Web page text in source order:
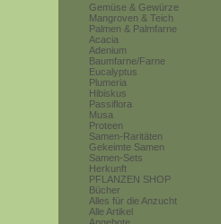
Gemüse & Gewürze
Mangroven & Teich
Palmen & Palmfarne
Acacia
Adenium
Baumfarne/Farne
Eucalyptus
Plumeria
Hibiskus
Passiflora
Musa
Proteen
Samen-Raritäten
Gekeimte Samen
Samen-Sets
Herkunft
PFLANZEN SHOP
Bücher
Alles für die Anzucht
Alle Artikel